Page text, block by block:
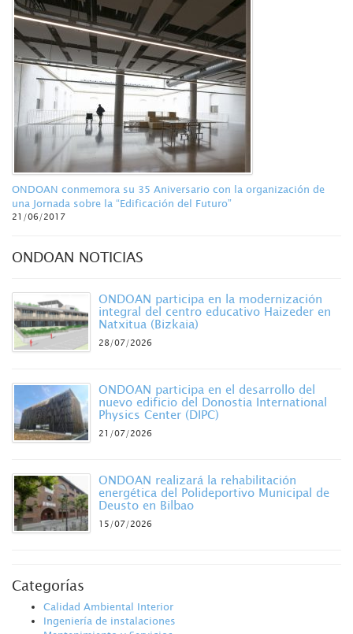
ONDOAN conmemora su 35 Aniversario con la organización de
una Jornada sobre la “Edificación del Futuro”
21/06/2017
ONDOAN NOTICIAS
ONDOAN participa en la modernización
integral del centro educativo Haizeder en
Natxitua (Bizkaia)
28/07/2026
ONDOAN participa en el desarrollo del
nuevo edificio del Donostia International
Physics Center (DIPC)
21/07/2026
ONDOAN realizará la rehabilitación
energética del Polideportivo Municipal de
Deusto en Bilbao
15/07/2026
Categorías
Calidad Ambiental Interior
Ingeniería de instalaciones